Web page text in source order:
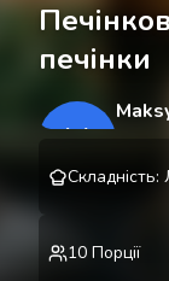
печінки
M
Складність:
10 Порції